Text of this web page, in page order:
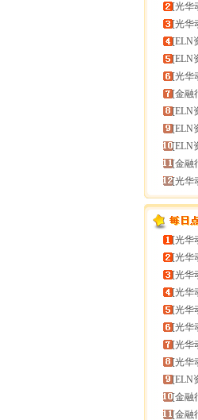
[光华
[光华
[ELN
[ELN
[光华
[金融
[ELN
[ELN
[ELN
[金融
[光华
[光华
[光华
[光华
[光华
[光华
[光华
[光华
[光华
[ELN
[金融
[金融